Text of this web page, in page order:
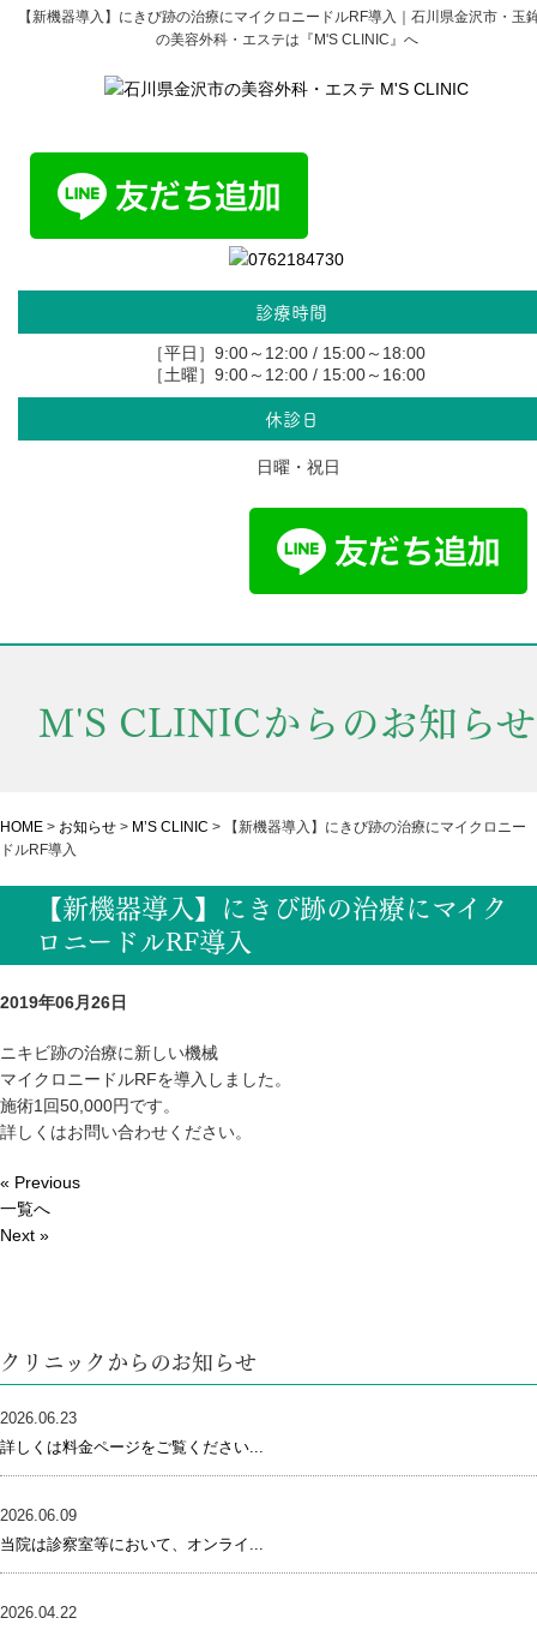
【新機器導入】にきび跡の治療にマイクロニードルRF導入｜石川県金沢市・玉
の美容外科・エステは『M'S CLINIC』へ
診療時間
［平日］9:00～12:00 / 15:00～18:00
［土曜］9:00～12:00 / 15:00～16:00
休診日
日曜・祝日
M'S CLINICからのお知らせ
HOME > お知らせ > M’S CLINIC >
【新機器導入】にきび跡の治療にマイクロニー
ドルRF導入
【新機器導入】にきび跡の治療にマイク
ロニードルRF導入
2019年06月26日
ニキビ跡の治療に新しい機械
マイクロニードルRFを導入しました。
施術1回50,000円です。
詳しくはお問い合わせください。
« Previous
一覧へ
Next »
クリニックからのお知らせ
2026.06.23
詳しくは料金ページをご覧ください...
2026.06.09
当院は診察室等において、オンライ...
2026.04.22